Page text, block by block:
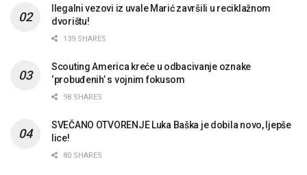
Ilegalni vezovi iz uvale Marić završili u reciklažnom
dvorištu!
139 SHARES
Scouting America kreće u odbacivanje oznake
‘probuđenih’ s vojnim fokusom
98 SHARES
SVEČANO OTVORENJE Luka Baška je dobila novo, ljepše
lice!
80 SHARES